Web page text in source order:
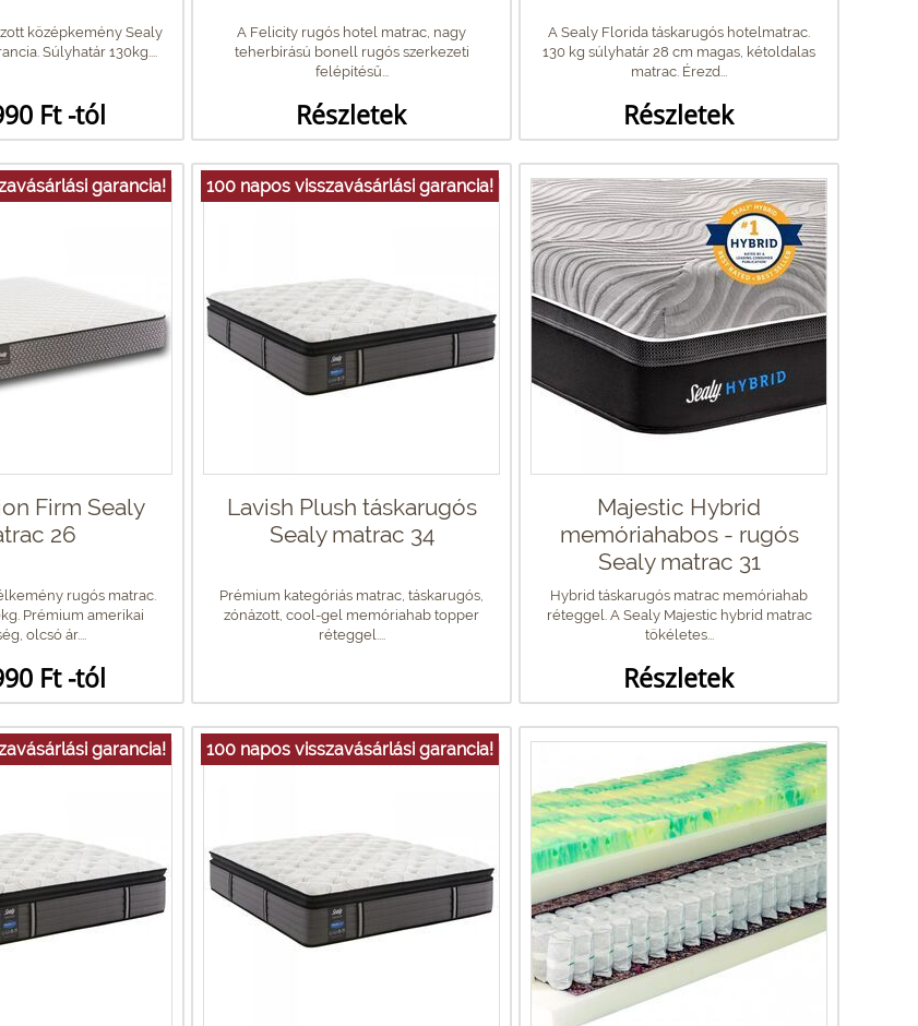
középkemény Sealy
Súlyhatár 130kg....
Ft -tól
A Felicity rugós hotel matrac, nagy
teherbírású bonell rugós szerkezeti
felépítésű...
Részletek
A Sealy Florida táskarugós hotelmatrac.
130 kg súlyhatár 28 cm magas, kétoldalas
matrac. Érezd...
Részletek
garancia!
Firm Sealy
26
rugós matrac.
Prémium amerikai
olcsó ár....
Ft -tól
100 napos visszavásárlási garancia!
Lavish Plush táskarugós
Sealy matrac 34
Prémium kategóriás matrac, táskarugós,
zónázott, cool-gel memóriahab topper
réteggel....
Majestic Hybrid
memóriahabos - rugós
Sealy matrac 31
Hybrid táskarugós matrac memóriahab
réteggel. A Sealy Majestic hybrid matrac
tökéletes...
Részletek
garancia! 100 napos visszavásárlási garancia!